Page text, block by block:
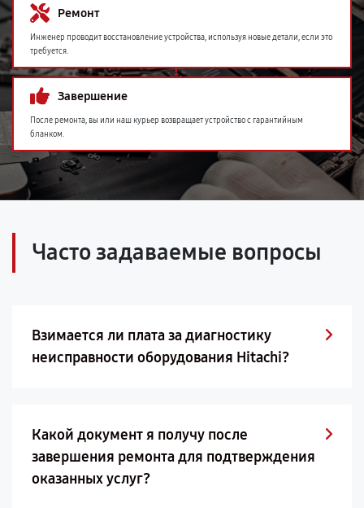
Ремонт
Инженер проводит восстановление устройства, используя новые детали, если это
требуется.
Завершение
После ремонта, вы или наш курьер возвращает устройство с гарантийным
бланком.
Часто задаваемые вопросы
Взимается ли плата за диагностику
неисправности оборудования Hitachi?
Какой документ я получу после
завершения ремонта для подтверждения
оказанных услуг?